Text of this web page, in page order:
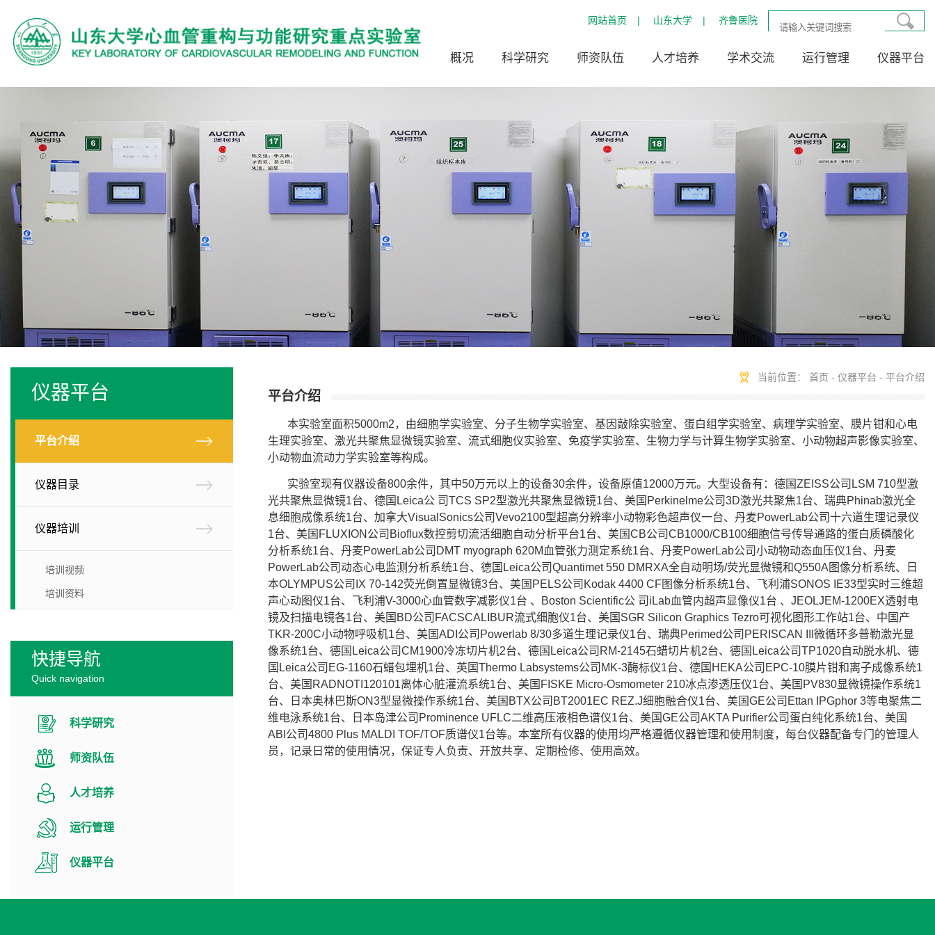
网站首页 | 山东大学 | 齐鲁医院
概况 科学研究 师资队伍 人才培养 学术交流 运行管理 仪器平台
仪器平台
平台介绍
仪器目录
仪器培训
培训视频
培训资料
快捷导航
Quick navigation
科学研究
师资队伍
人才培养
运行管理
仪器平台
当前位置： 首页 - 仪器平台 - 平台介绍
平台介绍
本实验室面积5000m2，由细胞学实验室、分子生物学实验室、基因敲除实验室、蛋白组学实验室、病理学实验室、膜片钳和心电
生理实验室、激光共聚焦显微镜实验室、流式细胞仪实验室、免疫学实验室、生物力学与计算生物学实验室、小动物超声影像实验室、
小动物血流动力学实验室等构成。
实验室现有仪器设备800余件，其中50万元以上的设备30余件，设备原值12000万元。大型设备有：德国ZEISS公司LSM 710型激
光共聚焦显微镜1台、德国Leica公 司TCS SP2型激光共聚焦显微镜1台、美国Perkinelme公司3D激光共聚焦1台、瑞典Phinab激光全
息细胞成像系统1台、加拿大VisualSonics公司Vevo2100型超高分辨率小动物彩色超声仪一台、丹麦PowerLab公司十六道生理记录仪
1台、美国FLUXION公司Bioflux数控剪切流活细胞自动分析平台1台、美国CB公司CB1000/CB100细胞信号传导通路的蛋白质磷酸化
分析系统1台、丹麦PowerLab公司DMT myograph 620M血管张力测定系统1台、丹麦PowerLab公司小动物动态血压仪1台、丹麦
PowerLab公司动态心电监测分析系统1台、德国Leica公司Quantimet 550 DMRXA全自动明场/荧光显微镜和Q550A图像分析系统、日
本OLYMPUS公司IX 70-142荧光倒置显微镜3台、美国PELS公司Kodak 4400 CF图像分析系统1台、飞利浦SONOS IE33型实时三维超
声心动图仪1台、飞利浦V-3000心血管数字减影仪1台 、Boston Scientific公 司iLab血管内超声显像仪1台 、JEOLJEM-1200EX透射电
镜及扫描电镜各1台、美国BD公司FACSCALIBUR流式细胞仪1台、美国SGR Silicon Graphics Tezro可视化图形工作站1台、中国产
TKR-200C小动物呼吸机1台、美国ADI公司Powerlab 8/30多道生理记录仪1台、瑞典Perimed公司PERISCAN III微循环多普勒激光显
像系统1台、德国Leica公司CM1900冷冻切片机2台、德国Leica公司RM-2145石蜡切片机2台、德国Leica公司TP1020自动脱水机、德
国Leica公司EG-1160石蜡包埋机1台、英国Thermo Labsystems公司MK-3酶标仪1台、德国HEKA公司EPC-10膜片钳和离子成像系统1
台、美国RADNOTI120101离体心脏灌流系统1台、美国FISKE Micro-Osmometer 210冰点渗透压仪1台、美国PV830显微镜操作系统1
台、日本奥林巴斯ON3型显微操作系统1台、美国BTX公司BT2001EC REZ.J细胞融合仪1台、美国GE公司Ettan IPGphor 3等电聚焦二
维电泳系统1台、日本岛津公司Prominence UFLC二维高压液相色谱仪1台、美国GE公司AKTA Purifier公司蛋白纯化系统1台、美国
ABI公司4800 Plus MALDI TOF/TOF质谱仪1台等。本室所有仪器的使用均严格遵循仪器管理和使用制度，每台仪器配备专门的管理人
员，记录日常的使用情况，保证专人负责、开放共享、定期检修、使用高效。